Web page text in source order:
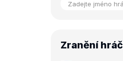
Zranění